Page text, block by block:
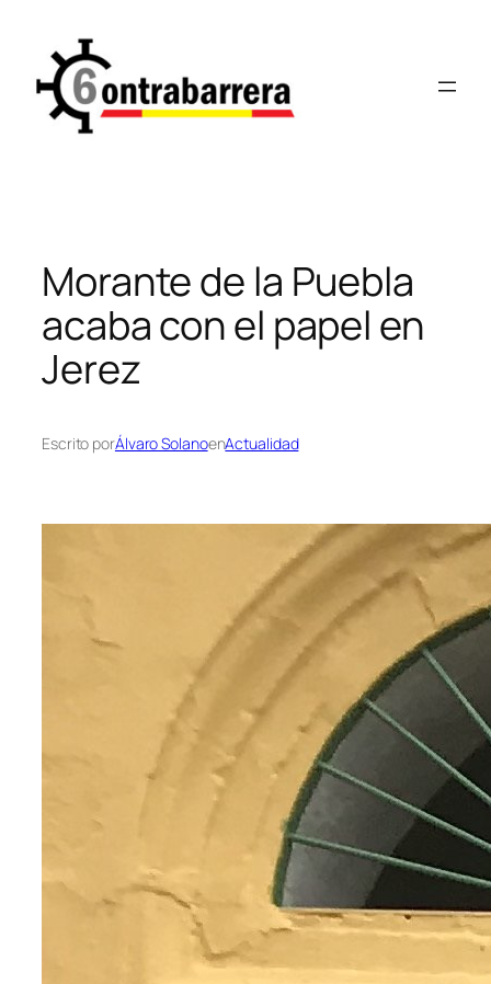
contenido
Morante de la Puebla
acaba con el papel en
Jerez
Escrito porÁlvaro SolanoenActualidad